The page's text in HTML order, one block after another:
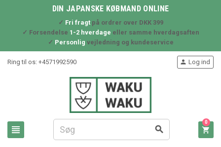
DIN JAPANSKE KØBMAND ONLINE
✓ Fri fragtpå ordrer over DKK 399
✓ Forsendelse 1-2 hverdage eller samme hverdagsaften
✓ Personlig vejledning og kundeservice
Ring til os: +4571992590
 
 Log ind

0